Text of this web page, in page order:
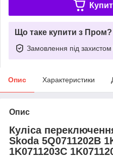
Що таке купити з Пром?
Замовлення під захистом
Опис Характеристики
Опис
Куліса
Skoda 5Q0711202B
1K0711203C